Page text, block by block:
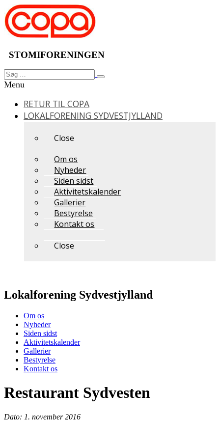
Videre
til
indhold
STOMIFORENINGEN
Søg
efter:
Søg
Menu
RETUR TIL COPA
LOKALFORENING SYDVESTJYLLAND
Close
Om os
Nyheder
Siden sidst
Aktivitetskalender
Gallerier
Bestyrelse
Kontakt os
Close
Lokalforening Sydvestjylland
Om os
Nyheder
Siden sidst
Aktivitetskalender
Gallerier
Bestyrelse
Kontakt os
Restaurant Sydvesten
Dato: 1. november 2016